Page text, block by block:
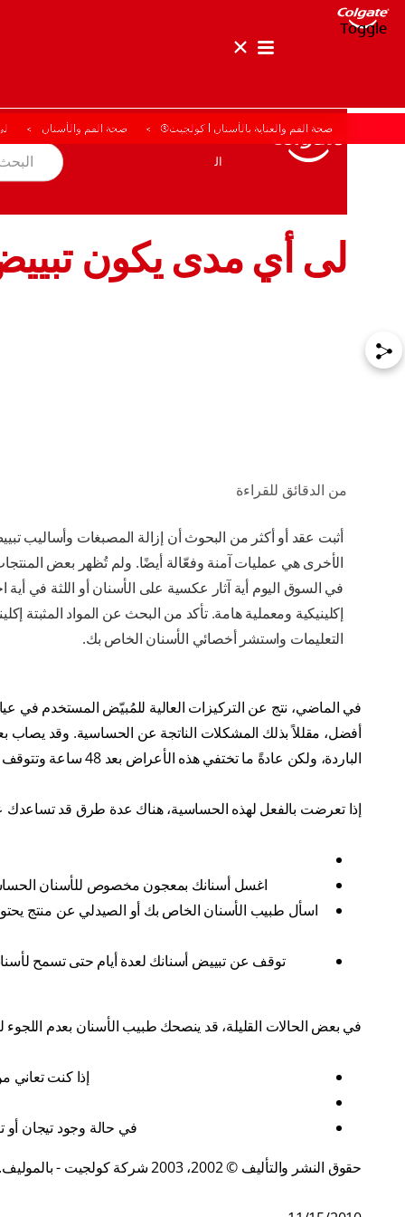
Toggle
المنتجات صحة الفم والأسنان المهمة
للمحترفين الولايات المتحدة (الإنجليزية)
المنتجات المهمة
صحة الفم والعناية بالأسنان | كولجيت® صحة الفم والأسنان
لى أي مدى يكون
من الدقائق للقراءة
أثبت عقد أو أكثر من البحوث أن إزالة المصبغات وأساليب
الأخرى هي عمليات آمنة وفعّالة أيضًا. ولم تُظهر بعض
في السوق اليوم أية آثار عكسية على الأسنان أو اللثة في أية
إكلينيكية ومعملية هامة. تأكد من البحث عن المواد المثبتة
التعليمات واستشر أخصائي الأسنان الخاص بك.
في الماضي، نتج عن التركيزات العالية للمُبيّض المستخدم في
أفضل، مقللاً بذلك المشكلات الناتجة عن الحساسية. وقد يصاب
الباردة، ولكن عادةً ما تختفي هذه الأعراض بعد 48 ساعة وتتوقف تمامًا عند توقف العلاج.
إذا تعرضت بالفعل لهذه الحساسية، هناك عدة طرق قد تساعدك
اغسل أسنانك بمعجون مخصوص للأسنان الحساسة
اسأل طبيب الأسنان الخاص بك أو الصيدلي عن منتج يحتوي
في بعض الحالات القليلة، قد ينصحك طبيب الأسنان بعدم اللجوء
إذا كنت تعاني
في حالة وجود تيجان أو
حقوق النشر والتأليف © 2002، 2003 شركة كولجيت - بالموليف. جميع الحقوق محفوظة.